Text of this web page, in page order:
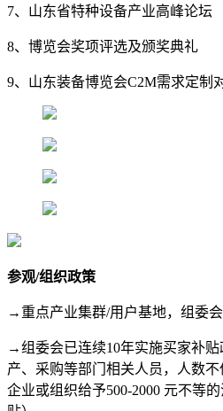
7、山东省特种设备产业高峰论坛
8、博览会奖项评选及颁奖典礼
9、山东装备博览会C2M需求定制
参观/组织政策
→重点产业集群/用户基地，组委
→组委会已连续10年实施买家补
产、采购等部门相关人员，人数
企业或组织给予500-2000 元不等